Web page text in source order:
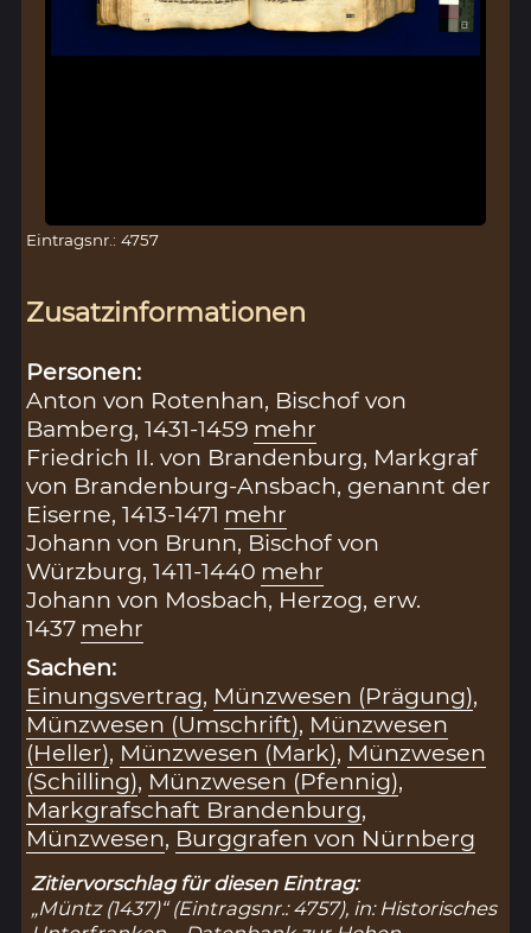
Eintragsnr.: 4757
Zusatzinformationen
Personen:
Anton von Rotenhan, Bischof von
Bamberg, 1431-1459 mehr
Friedrich II. von Brandenburg, Markgraf
von Brandenburg-Ansbach, genannt der
Eiserne, 1413-1471 mehr
Johann von Brunn, Bischof von
Würzburg, 1411-1440 mehr
Johann von Mosbach, Herzog, erw.
1437 mehr
Sachen:
Einungsvertrag, Münzwesen (Prägung),
Münzwesen (Umschrift), Münzwesen
(Heller), Münzwesen (Mark), Münzwesen
(Schilling), Münzwesen (Pfennig),
Markgrafschaft Brandenburg,
Münzwesen, Burggrafen von Nürnberg
Zitiervorschlag für diesen Eintrag:
„Müntz (1437)“ (Eintragsnr.: 4757), in: Historisches